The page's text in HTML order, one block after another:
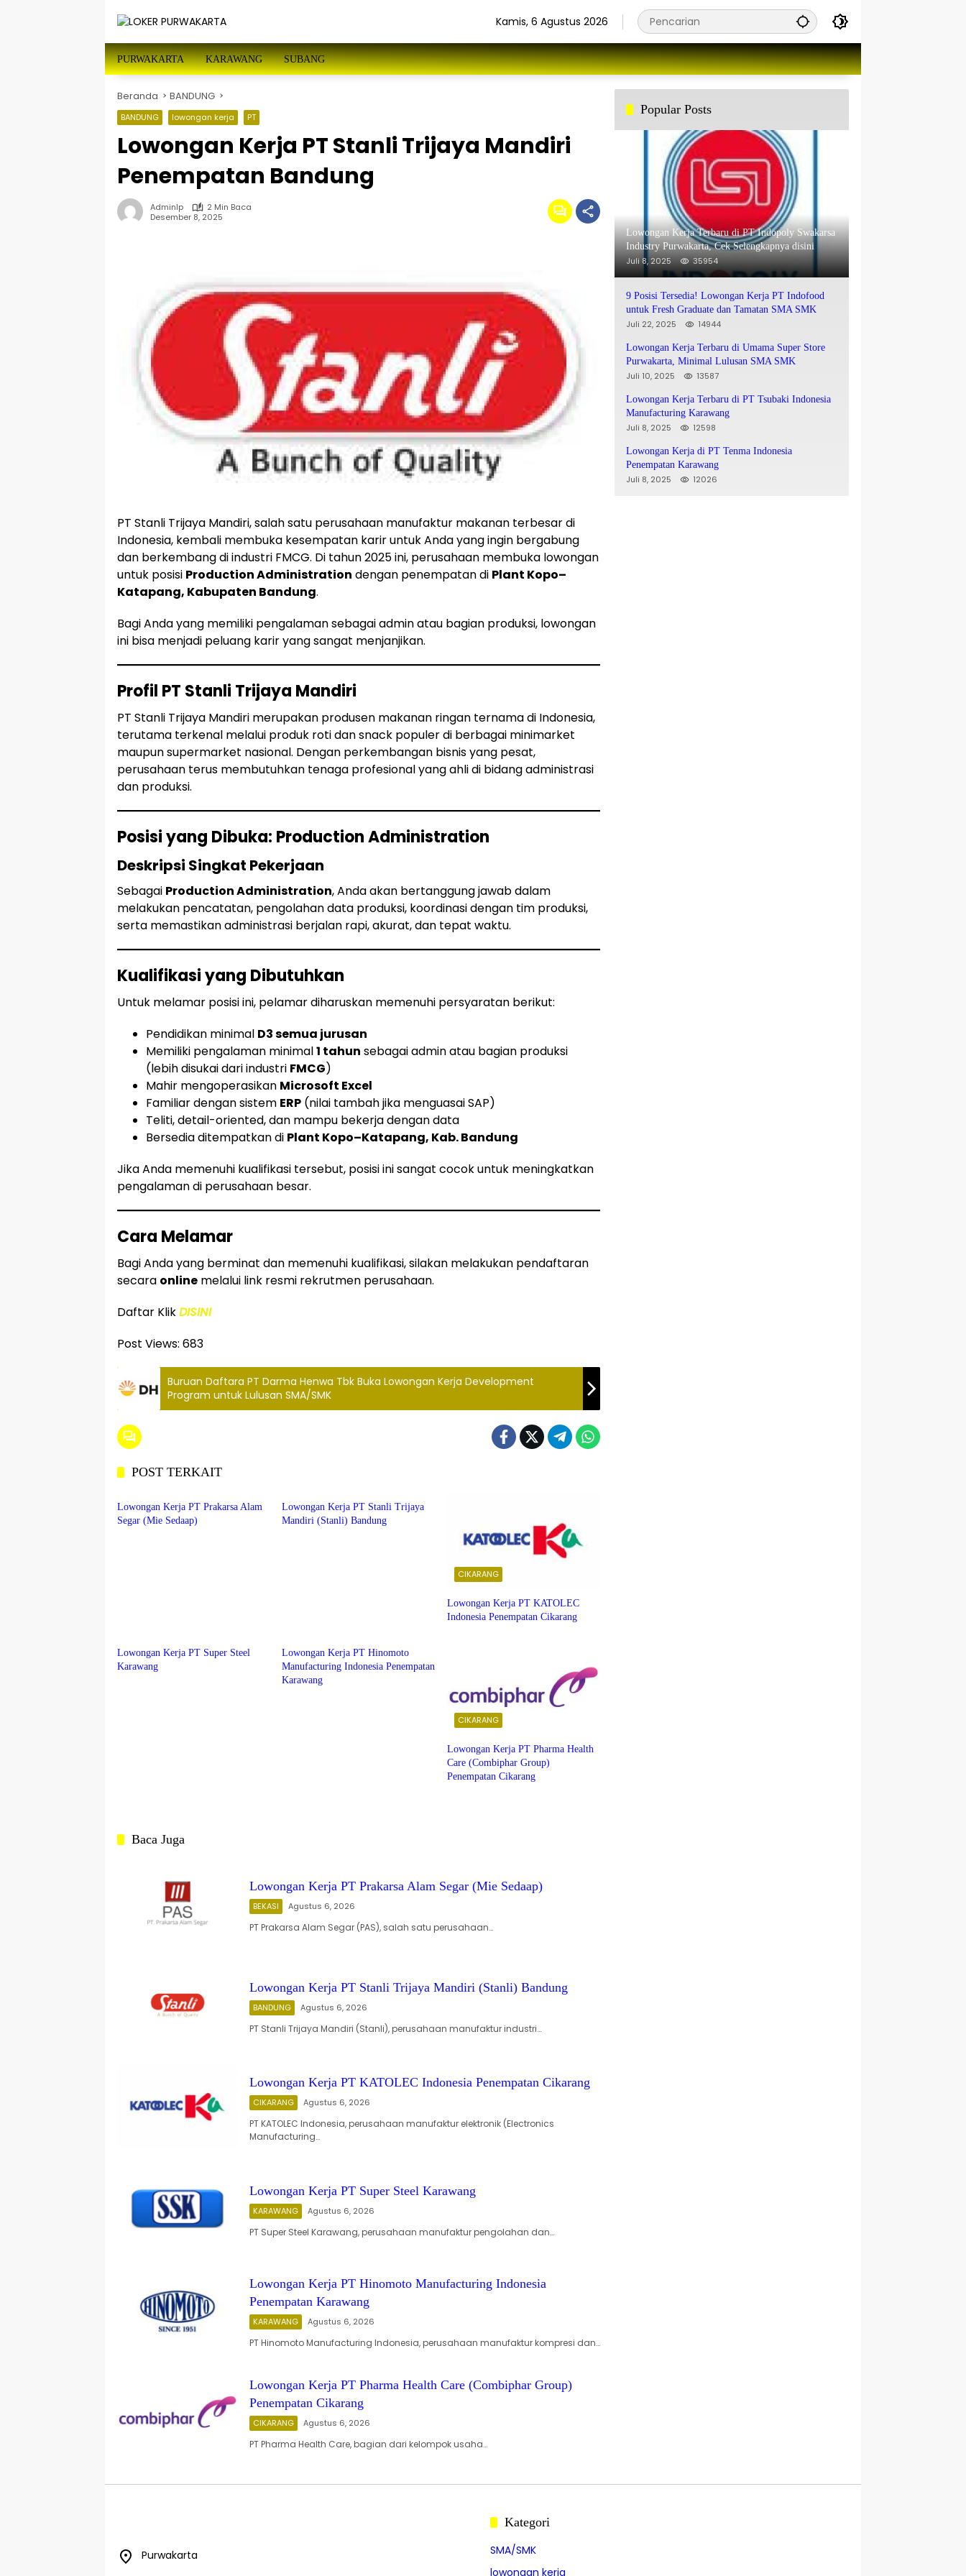
Kamis, 6 Agustus 2026
PURWAKARTA KARAWANG SUBANG
Beranda BANDUNG
BANDUNG lowongan kerja PT
Lowongan Kerja PT Stanli Trijaya Mandiri
Penempatan Bandung
Adminlp
2 Min Baca
Desember 8, 2025
PT Stanli Trijaya Mandiri, salah satu perusahaan manufaktur makanan terbesar di
Indonesia, kembali membuka kesempatan karir untuk Anda yang ingin bergabung
dan berkembang di industri FMCG. Di tahun 2025 ini, perusahaan membuka lowongan
untuk posisi Production Administration dengan penempatan di Plant Kopo–
Katapang, Kabupaten Bandung.
Bagi Anda yang memiliki pengalaman sebagai admin atau bagian produksi, lowongan
ini bisa menjadi peluang karir yang sangat menjanjikan.
Profil PT Stanli Trijaya Mandiri
PT Stanli Trijaya Mandiri merupakan produsen makanan ringan ternama di Indonesia,
terutama terkenal melalui produk roti dan snack populer di berbagai minimarket
maupun supermarket nasional. Dengan perkembangan bisnis yang pesat,
perusahaan terus membutuhkan tenaga profesional yang ahli di bidang administrasi
dan produksi.
Posisi yang Dibuka: Production Administration
Deskripsi Singkat Pekerjaan
Sebagai Production Administration, Anda akan bertanggung jawab dalam
melakukan pencatatan, pengolahan data produksi, koordinasi dengan tim produksi,
serta memastikan administrasi berjalan rapi, akurat, dan tepat waktu.
Kualifikasi yang Dibutuhkan
Untuk melamar posisi ini, pelamar diharuskan memenuhi persyaratan berikut:
Pendidikan minimal D3 semua jurusan
Memiliki pengalaman minimal1 tahun sebagai admin atau bagian produksi
(lebih disukai dari industri FMCG)
Mahir mengoperasikan Microsoft Excel
Familiar dengan sistem ERP (nilai tambah jika menguasai SAP)
Teliti, detail-oriented, dan mampu bekerja dengan data
Bersedia ditempatkan di Plant Kopo–Katapang, Kab. Bandung
Jika Anda memenuhi kualifikasi tersebut, posisi ini sangat cocok untuk meningkatkan
pengalaman di perusahaan besar.
Cara Melamar
Bagi Anda yang berminat dan memenuhi kualifikasi, silakan melakukan pendaftaran
secara online melalui link resmi rekrutmen perusahaan.
Daftar KlikDISINI
Post Views: 683
Buruan Daftara PT Darma Henwa Tbk Buka Lowongan Kerja Development
Program untuk Lulusan SMA/SMK
POST TERKAIT
BEKASI
Lowongan Kerja PT Prakarsa Alam
Segar (Mie Sedaap)
Lowongan Kerja PT Stanli Trijaya
Mandiri (Stanli) Bandung
CIKARANG
Lowongan Kerja PT KATOLEC
Indonesia Penempatan Cikarang
Lowongan Kerja PT Super Steel
Karawang
Lowongan Kerja PT Hinomoto
Manufacturing Indonesia Penempatan
Karawang
CIKARANG
Lowongan Kerja PT Pharma Health
Care (Combiphar Group)
Penempatan Cikarang
Baca Juga
Lowongan Kerja PT Prakarsa Alam Segar (Mie Sedaap)
BEKASI Agustus 6, 2026
PT Prakarsa Alam Segar (PAS), salah satu perusahaan…
Lowongan Kerja PT Stanli Trijaya Mandiri (Stanli) Bandung
BANDUNG Agustus 6, 2026
PT Stanli Trijaya Mandiri (Stanli), perusahaan manufaktur industri…
Lowongan Kerja PT KATOLEC Indonesia Penempatan Cikarang
CIKARANG Agustus 6, 2026
PT KATOLEC Indonesia, perusahaan manufaktur elektronik (Electronics
Manufacturing…
Lowongan Kerja PT Super Steel Karawang
KARAWANG Agustus 6, 2026
PT Super Steel Karawang, perusahaan manufaktur pengolahan dan…
Lowongan Kerja PT Hinomoto Manufacturing Indonesia
Penempatan Karawang
KARAWANG Agustus 6, 2026
PT Hinomoto Manufacturing Indonesia, perusahaan manufaktur kompresi dan…
Lowongan Kerja PT Pharma Health Care (Combiphar Group)
Penempatan Cikarang
CIKARANG Agustus 6, 2026
PT Pharma Health Care, bagian dari kelompok usaha…
Popular Posts
Lowongan Kerja Terbaru di PT Indopoly Swakarsa
Industry Purwakarta, Cek Selengkapnya disini
Juli 8, 2025 35954
9 Posisi Tersedia! Lowongan Kerja PT Indofood
untuk Fresh Graduate dan Tamatan SMA SMK
Juli 22, 2025 14944
Lowongan Kerja Terbaru di Umama Super Store
Purwakarta, Minimal Lulusan SMA SMK
Juli 10, 2025 13587
Lowongan Kerja Terbaru di PT Tsubaki Indonesia
Manufacturing Karawang
Juli 8, 2025 12598
Lowongan Kerja di PT Tenma Indonesia
Penempatan Karawang
Juli 8, 2025 12026
Purwakarta
Kategori
SMA/SMK
lowongan kerja